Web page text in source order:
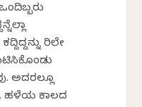
ರಿಲೇ
ಅದರಲ್ಲೂ
ಹಳೆಯ ಕಾಲದ